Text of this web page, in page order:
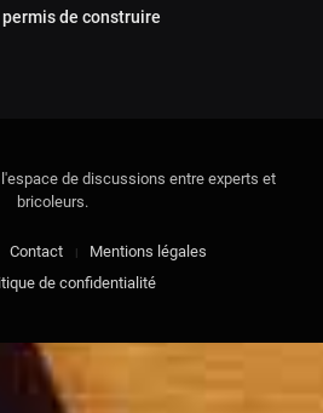
de construire
de discussions entre experts et
bricoleurs.
Contact
Mentions légales
de confidentialité